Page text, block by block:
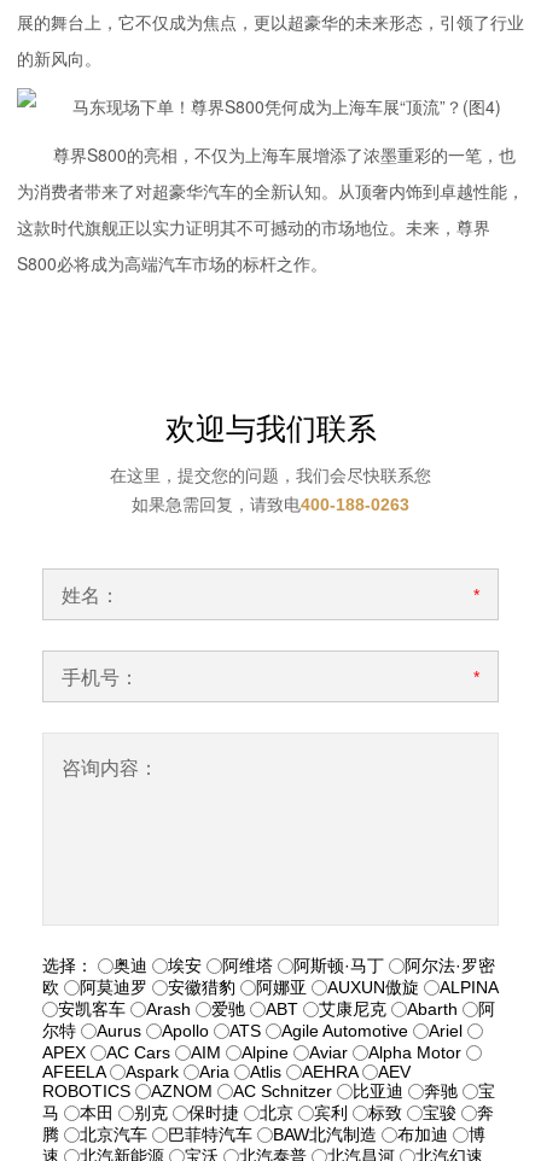
展的舞台上，它不仅成为焦点，更以超豪华的未来形态，引领了行业
的新风向。
尊界S800的亮相，不仅为上海车展增添了浓墨重彩的一笔，也
为消费者带来了对超豪华汽车的全新认知。从顶奢内饰到卓越性能，
这款时代旗舰正以实力证明其不可撼动的市场地位。未来，尊界
S800必将成为高端汽车市场的标杆之作。
欢迎与我们联系
在这里，提交您的问题，我们会尽快联系您
如果急需回复，请致电400-188-0263
姓名： *
手机号： *
咨询内容：
选择： 奥迪 埃安 阿维塔 阿斯顿·马丁
阿尔法·罗密
欧
阿莫迪罗 安徽猎豹 阿娜亚 AUXUN傲旋
ALPINA
安凯客车
Arash 爱驰 ABT 艾康尼克 Abarth
阿
尔特
Aurus Apollo ATS Agile Automotive
Ariel
APEX
AC Cars AIM Alpine Aviar
Alpha Motor
AFEELA
Aspark Aria Atlis AEHRA
AEV
ROBOTICS
AZNOM AC Schnitzer 比亚迪 奔驰
宝
马
本田 别克 保时捷 北京 宾利 标致 宝骏
奔
腾
北京汽车 巴菲特汽车 BAW北汽制造 布加迪
博
速
北汽新能源 宝沃 北汽泰普 北汽昌河
北汽幻速